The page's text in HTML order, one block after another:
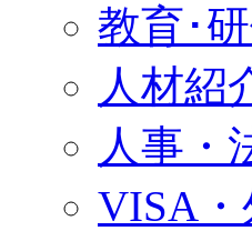
教育･
人材紹
人事・
VISA